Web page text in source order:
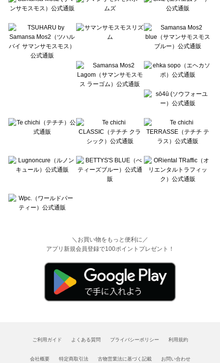
Te chichi CLASSIC（テチチ クラシック）の雑貨一覧
Lugnoncure（ルノンキュール）の雑貨一覧
BETTY'S BLUE（べティーズブルー）の雑貨一覧
Wpc.（ワールドパーティー）の雑貨一覧
＼お買い物をもっと便利に／
アプリ新規会員登録で100ポイントプレゼント！
ご利用ガイド よくある質問 プライバシーポリシー 利用規約
会社概要 特定商取引法 古物営業法に基づく記載 お問い合わせ